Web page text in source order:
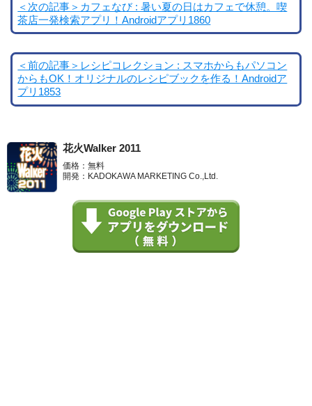
＜次の記事＞カフェなび : 暑い夏の日はカフェで休憩。喫
茶店一発検索アプリ！Androidアプリ1860
＜前の記事＞レシピコレクション : スマホからもパソコン
からもOK！オリジナルのレシピブックを作る！Androidア
プリ1853
花火Walker 2011
価格：無料
開発：KADOKAWA MARKETING Co.,Ltd.